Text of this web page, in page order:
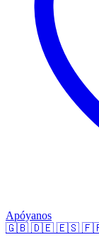
Apóyanos
🇬🇧 🇩🇪 🇪🇸